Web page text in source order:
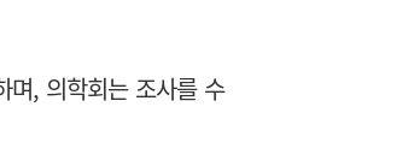
며, 의학회는 조사를 수